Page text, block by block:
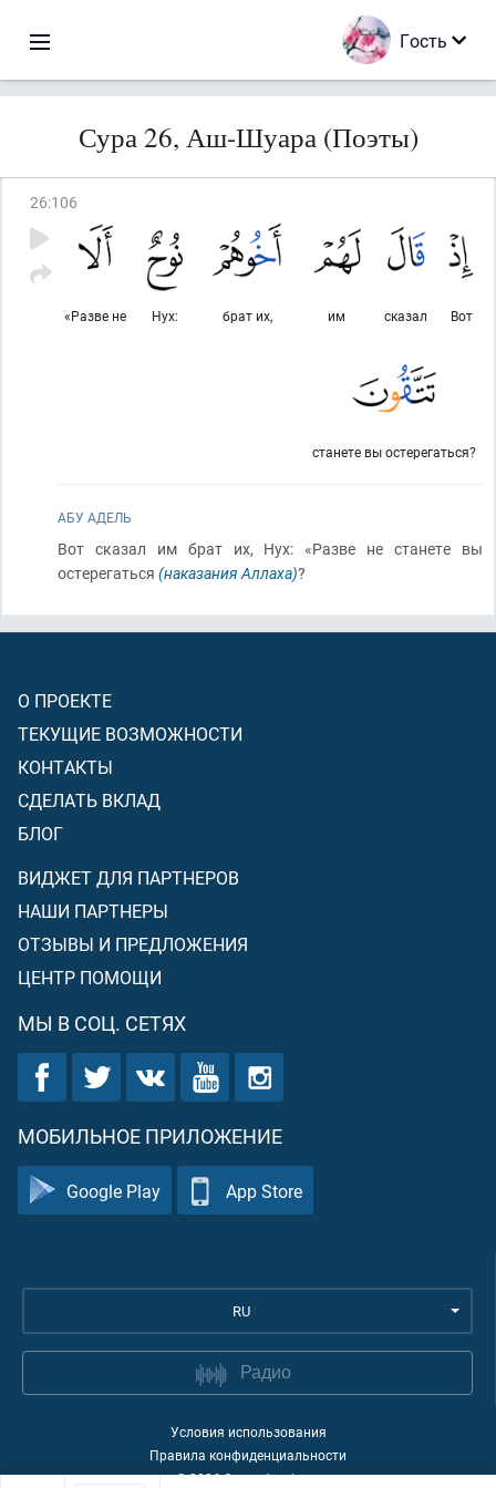
Гость
Сура 26, Аш-Шуара (Поэты)
26:106
Вот
сказал
им
брат их,
Нух:
«Разве не
станете вы остерегаться?
АБУ АДЕЛЬ
Вот сказал им брат их, Нух: «Разве не станете вы
остерегаться (наказания Аллаха)?
О ПРОЕКТЕ
ТЕКУЩИЕ ВОЗМОЖНОСТИ
КОНТАКТЫ
СДЕЛАТЬ ВКЛАД
БЛОГ
ВИДЖЕТ ДЛЯ ПАРТНЕРОВ
НАШИ ПАРТНЕРЫ
ОТЗЫВЫ И ПРЕДЛОЖЕНИЯ
ЦЕНТР ПОМОЩИ
МЫ В СОЦ. СЕТЯХ
МОБИЛЬНОЕ ПРИЛОЖЕНИЕ
Google Play App Store
RU
Радио
Условия использования
Правила конфиденциальности
©2026Quran Academy